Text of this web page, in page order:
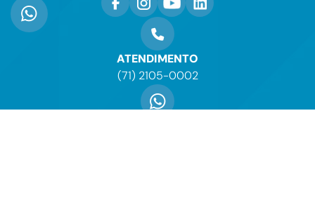
ATENDIMENTO
(71) 2105-0002